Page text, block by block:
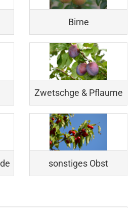
Birne
Zwetschge & Pflaume
sonstiges Obst